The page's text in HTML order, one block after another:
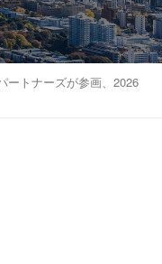
トナーズが参画、2026